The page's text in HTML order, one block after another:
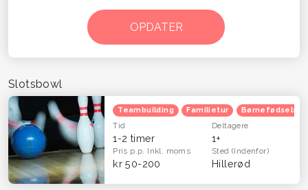
Slotsbowl
Teambuilding Familietur
Tid
1-2 timer
Deltagere
1+
Pris p.p. Inkl. moms
kr 50-200
Sted(Indenfor)
Hillerød